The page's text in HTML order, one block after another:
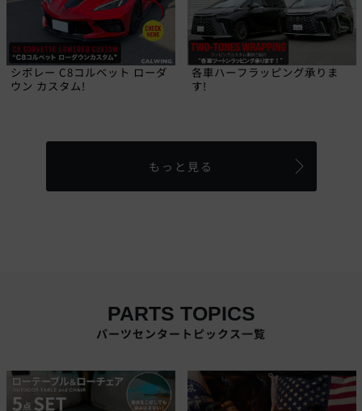
シボレー C8コルベット ローダ
ウン カスタム!
各車ハーフラッピング承りま
す!
もっと見る
PARTS TOPICS
パーツセンタートピックス一覧